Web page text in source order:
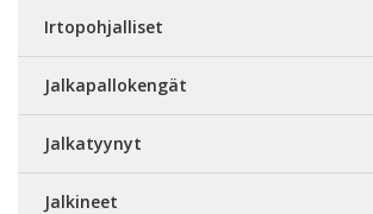
Irtopohjalliset
Jalkapallokengät
Jalkatyynyt
Jalkineet